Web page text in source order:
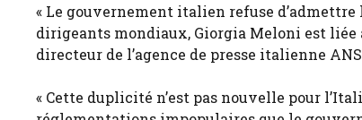
« Le gouvernement italien refuse
dirigeants mondiaux, Giorgia Meloni est liée
directeur de l’agence de presse italienne
« Cette duplicité n’est pas nouvelle pour